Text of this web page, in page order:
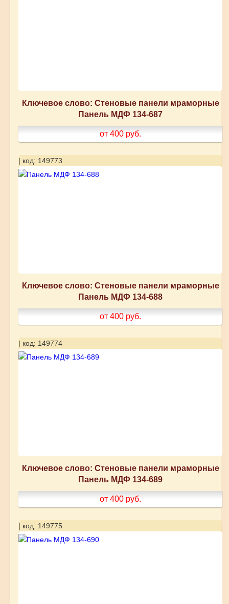
Ключевое слово: Стеновые панели мраморные
Панель МДФ 134-687
от 400 руб.
| код: 149773
Ключевое слово: Стеновые панели мраморные
Панель МДФ 134-688
от 400 руб.
| код: 149774
Ключевое слово: Стеновые панели мраморные
Панель МДФ 134-689
от 400 руб.
| код: 149775